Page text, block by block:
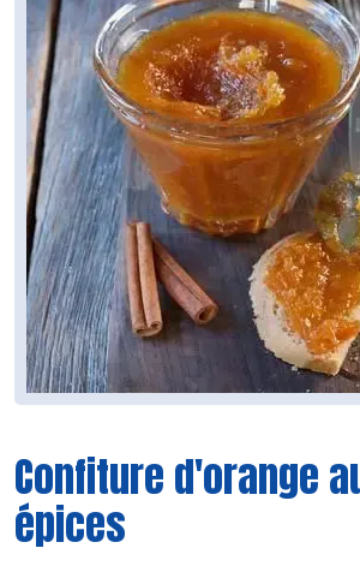
Confiture d'orange
épices